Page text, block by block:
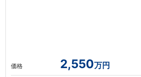
価格 2,550万円